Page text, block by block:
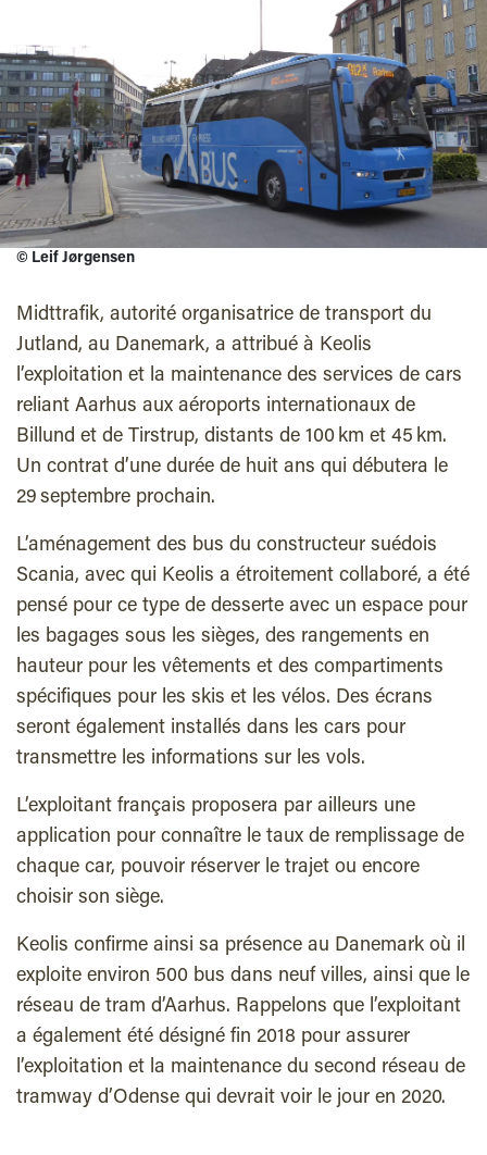
© Leif Jørgensen
Midttrafik, autorité organisatrice de transport du
Jutland, au Danemark, a attribué à Keolis
l’exploitation et la maintenance des services de cars
reliant Aarhus aux aéroports internationaux de
Billund et de Tirstrup, distants de 100 km et 45 km.
Un contrat d’une durée de huit ans qui débutera le
29 septembre prochain.
L’aménagement des bus du constructeur suédois
Scania, avec qui Keolis a étroitement collaboré, a été
pensé pour ce type de desserte avec un espace pour
les bagages sous les sièges, des rangements en
hauteur pour les vêtements et des compartiments
spécifiques pour les skis et les vélos. Des écrans
seront également installés dans les cars pour
transmettre les informations sur les vols.
L’exploitant français proposera par ailleurs une
application pour connaître le taux de remplissage de
chaque car, pouvoir réserver le trajet ou encore
choisir son siège.
Keolis confirme ainsi sa présence au Danemark où il
exploite environ 500 bus dans neuf villes, ainsi que le
réseau de tram d’Aarhus. Rappelons que l’exploitant
a également été désigné fin 2018 pour assurer
l’exploitation et la maintenance du second réseau de
tramway d’Odense qui devrait voir le jour en 2020.